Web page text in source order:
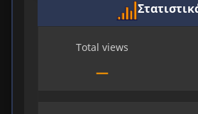
Total views
—